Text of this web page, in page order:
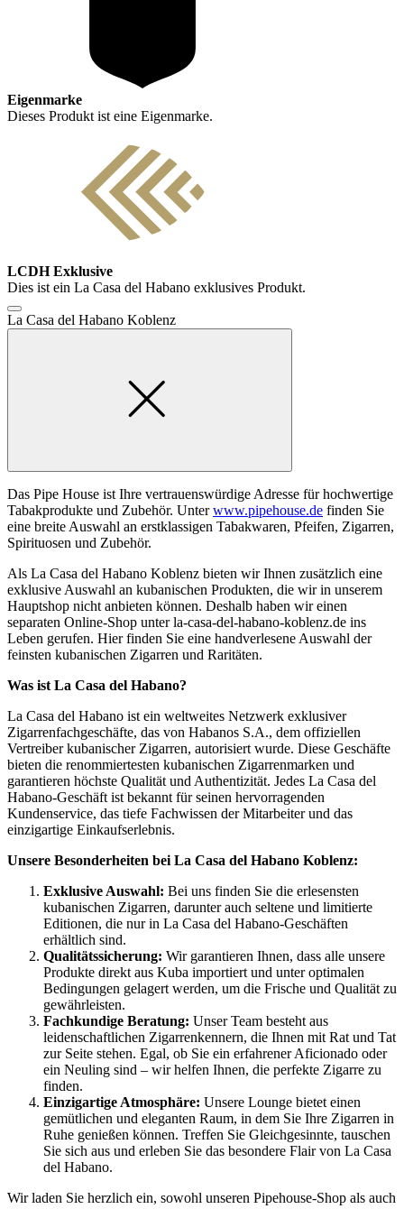
Eigenmarke
Dieses Produkt ist eine Eigenmarke.
LCDH Exklusive
Dies ist ein La Casa del Habano exklusives Produkt.
La Casa del Habano Koblenz
Das Pipe House ist Ihre vertrauenswürdige Adresse für hochwertige
Tabakprodukte und Zubehör. Unterwww.pipehouse.de finden Sie
eine breite Auswahl an erstklassigen Tabakwaren, Pfeifen, Zigarren,
Spirituosen und Zubehör.
Als La Casa del Habano Koblenz bieten wir Ihnen zusätzlich eine
exklusive Auswahl an kubanischen Produkten, die wir in unserem
Hauptshop nicht anbieten können. Deshalb haben wir einen
separaten Online-Shop unter la-casa-del-habano-koblenz.de ins
Leben gerufen. Hier finden Sie eine handverlesene Auswahl der
feinsten kubanischen Zigarren und Raritäten.
Was ist La Casa del Habano?
La Casa del Habano ist ein weltweites Netzwerk exklusiver
Zigarrenfachgeschäfte, das von Habanos S.A., dem offiziellen
Vertreiber kubanischer Zigarren, autorisiert wurde. Diese Geschäfte
bieten die renommiertesten kubanischen Zigarrenmarken und
garantieren höchste Qualität und Authentizität. Jedes La Casa del
Habano-Geschäft ist bekannt für seinen hervorragenden
Kundenservice, das tiefe Fachwissen der Mitarbeiter und das
einzigartige Einkaufserlebnis.
Unsere Besonderheiten bei La Casa del Habano Koblenz:
Exklusive Auswahl: Bei uns finden Sie die erlesensten
kubanischen Zigarren, darunter auch seltene und limitierte
Editionen, die nur in La Casa del Habano-Geschäften
erhältlich sind.
Qualitätssicherung: Wir garantieren Ihnen, dass alle unsere
Produkte direkt aus Kuba importiert und unter optimalen
Bedingungen gelagert werden, um die Frische und Qualität zu
gewährleisten.
Fachkundige Beratung: Unser Team besteht aus
leidenschaftlichen Zigarrenkennern, die Ihnen mit Rat und Tat
zur Seite stehen. Egal, ob Sie ein erfahrener Aficionado oder
ein Neuling sind – wir helfen Ihnen, die perfekte Zigarre zu
finden.
Einzigartige Atmosphäre: Unsere Lounge bietet einen
gemütlichen und eleganten Raum, in dem Sie Ihre Zigarren in
Ruhe genießen können. Treffen Sie Gleichgesinnte, tauschen
Sie sich aus und erleben Sie das besondere Flair von La Casa
del Habano.
Wir laden Sie herzlich ein, sowohl unseren Pipehouse-Shop als auch